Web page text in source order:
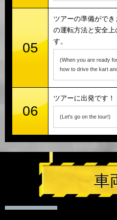
05
ツアーの準備がで
の運転方法と安全
す。
(When you are ready
how to drive the kart
06
ツアーに出発です！
(Let's go on the tour!)
車